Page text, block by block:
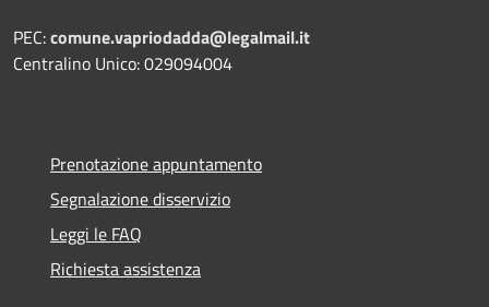
PEC:comune.vapriodadda@legalmail.it
Centralino Unico: 029094004
Prenotazione appuntamento
Segnalazione disservizio
Leggi le FAQ
Richiesta assistenza